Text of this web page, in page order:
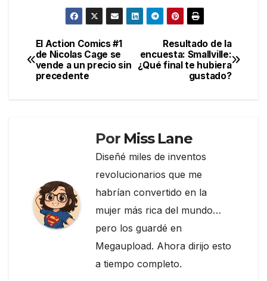
e
b
o
itt
er
e
gr
a
m
p
ar
Navegación
de
Resultado de la
encuesta: Smallville:
¿Qué final te hubiera
gustado?
El Action Comics #1
de Nicolas Cage se
vende a un precio sin
precedente
Por Miss Lane
Diseñé miles de inventos
revolucionarios que me
habrían convertido en la
mujer más rica del mundo…
pero los guardé en
Megaupload. Ahora dirijo esto
a tiempo completo.